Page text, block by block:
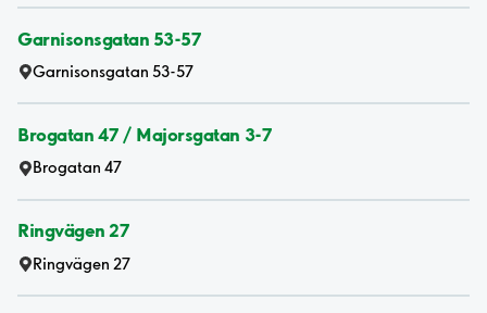
Garnisonsgatan 53-57
Garnisonsgatan 53-57
Brogatan 47 / Majorsgatan 3-7
Brogatan 47
Ringvägen 27
Ringvägen 27